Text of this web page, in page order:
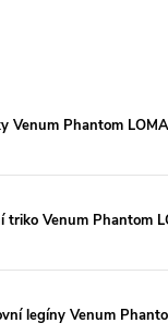
Venum Phantom
triko Venum Phantom
legíny Venum